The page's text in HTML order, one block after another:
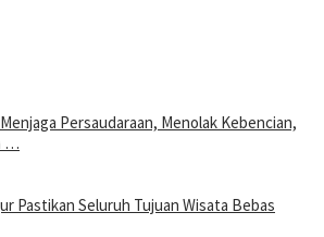
Persaudaraan, Menolak Kebencian,
…
Pastikan Seluruh Tujuan Wisata Bebas